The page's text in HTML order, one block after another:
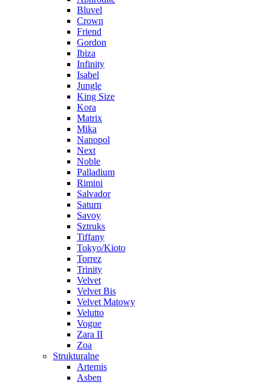
Bluvel
Crown
Friend
Gordon
Ibiza
Infinity
Isabel
Jungle
King Size
Kora
Matrix
Mika
Nanopol
Next
Noble
Palladium
Rimini
Salvador
Saturn
Savoy
Sztruks
Tiffany
Tokyo/Kioto
Torrez
Trinity
Velvet
Velvet Bis
Velvet Matowy
Velutto
Vogue
Zara II
Zoa
Strukturalne
Artemis
Asben